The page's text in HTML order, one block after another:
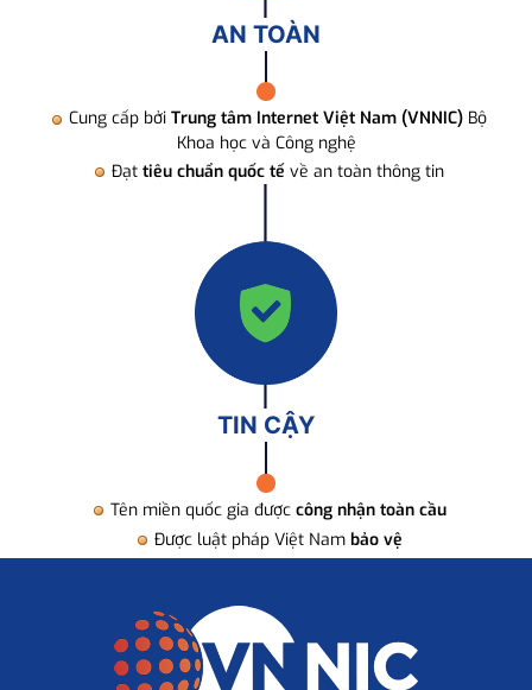
AN TOÀN
Cung cấp bởi Trung tâm Internet Việt Nam (VNNIC) Bộ
Khoa học và Công nghệ
Đạt tiêu chuẩn quốc tế về an toàn thông tin
TIN CẬY
Tên miền quốc gia được công nhận toàn cầu
Được luật pháp Việt Nam bảo vệ